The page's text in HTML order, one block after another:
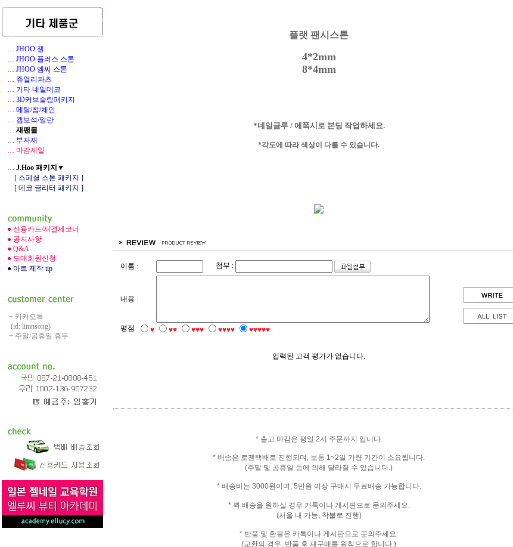
… JHOO 젤
… JHOO 플러스 스톤
… JHOO 엠씨 스톤
… 쥬얼리파츠
… 기타 네일데코
… 3D커브슬림패키지
… 메탈/참/체인
… 캡보석/알란
… 재팬몰
… 부자재
… 마감세일
… J.Hoo 패키지▼
[ 스페셜 스톤 패키지 ]
[ 데코 글리터 패키지 ]
● 신용카드/재결제코너
● 공지사항
● Q&A
● 도매회원신청
● 아트 제작 tip
+ 카카오톡
(id: limnsong)
+ 주말/공휴일 휴무
플랫 팬시스톤
4*2mm
8*4mm
*네일글루 / 에폭시로 본딩 작업하세요.
*각도에 따라 색상이 다를 수 있습니다.
이름 : 첨부 :
내용 :
평점 ♥ ♥♥ ♥♥♥ ♥♥♥♥ ♥♥♥♥♥
입력된 고객 평가가 없습니다.
* 출고 마감은 평일 2시 주문까지 입니다.
* 배송은 로젠택배로 진행되며, 보통 1~2일 가량 기간이 소요됩니다.
(주말 및 공휴일 등에 의해 달라질 수 있습니다.)
* 배송비는 3000원이며, 5만원 이상 구매시 무료배송 가능합니다.
* 퀵 배송을 원하실 경우 카톡이나 게시판으로 문의주세요.
(서울 내 가능, 착불로 진행)
* 반품 및 환불은 카톡이나 게시판으로 문의주세요.
(교환의 경우, 반품 후 재구매를 원칙으로 합니다.)